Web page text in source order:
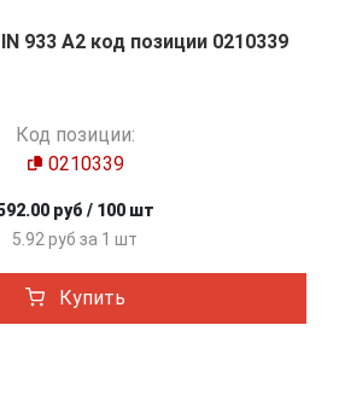
933 A2 код позиции 0210339
Код позиции:
0210339
руб / 100 шт
5.92 руб за 1 шт
Купить